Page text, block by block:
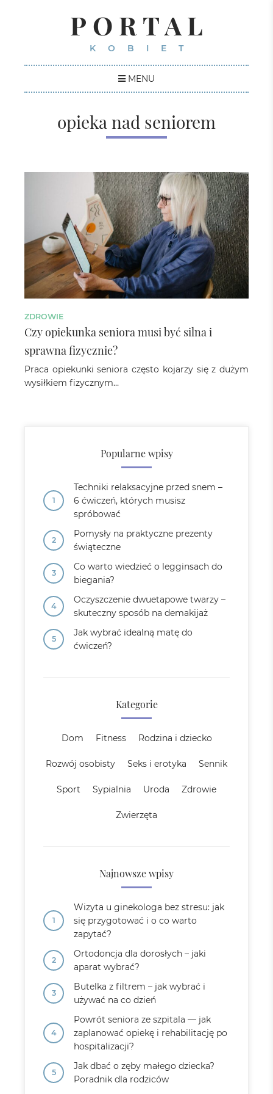
PORTAL
KOBIET
MENU
opieka nad seniorem
ZDROWIE
Czy opiekunka seniora musi być silna i
sprawna fizycznie?
Praca opiekunki seniora często kojarzy się z dużym
wysiłkiem fizycznym…
Popularne wpisy
Techniki relaksacyjne przed snem –
6 ćwiczeń, których musisz
spróbować
Pomysły na praktyczne prezenty
świąteczne
Co warto wiedzieć o legginsach do
biegania?
Oczyszczenie dwuetapowe twarzy –
skuteczny sposób na demakijaż
Jak wybrać idealną matę do
ćwiczeń?
Kategorie
Dom Fitness Rodzina i dziecko
Rozwój osobisty Seks i erotyka Sennik
Sport Sypialnia Uroda Zdrowie
Zwierzęta
Najnowsze wpisy
Wizyta u ginekologa bez stresu: jak
się przygotować i o co warto
zapytać?
Ortodoncja dla dorosłych – jaki
aparat wybrać?
Butelka z filtrem – jak wybrać i
używać na co dzień
Powrót seniora ze szpitala — jak
zaplanować opiekę i rehabilitację po
hospitalizacji?
Jak dbać o zęby małego dziecka?
Poradnik dla rodziców